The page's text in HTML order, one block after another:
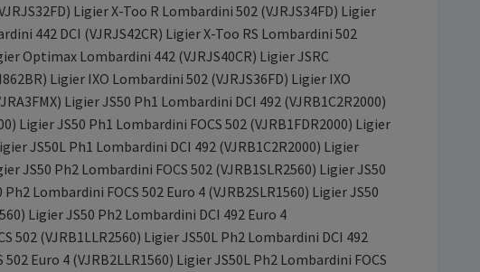
Ligier X-Too R Lombardini 502 (VJRJS34FD) Ligier
442 DCI (VJRJS42CR) Ligier X-Too RS Lombardini 502
Optimax Lombardini 442 (VJRJS40CR) Ligier JSRC
Ligier IXO Lombardini 502 (VJRJS36FD) Ligier IXO
Ligier JS50 Ph1 Lombardini DCI 492 (VJRB1C2R2000)
Ligier JS50 Ph1 Lombardini FOCS 502 (VJRB1FDR2000) Ligier
JS50L Ph1 Lombardini DCI 492 (VJRB1C2R2000) Ligier
JS50 Ph2 Lombardini FOCS 502 (VJRB1SLR2560) Ligier JS50
Lombardini FOCS 502 Euro 4 (VJRB2SLR1560) Ligier JS50
Ligier JS50 Ph2 Lombardini DCI 492 Euro 4
502 (VJRB1LLR2560) Ligier JS50L Ph2 Lombardini DCI 492
Euro 4 (VJRB2LLR1560) Ligier JS50L Ph2 Lombardini FOCS